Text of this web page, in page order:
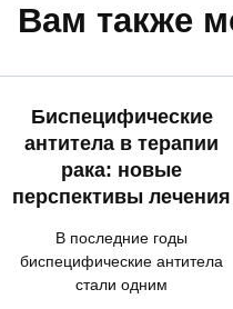
Вам также
Биспецифические
антитела в терапии
рака: новые
перспективы лечения
В последние годы
биспецифические антитела
стали одним